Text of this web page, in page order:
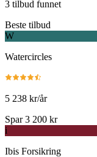
3 tilbud funnet
Beste tilbud
W
Watercircles
5 238 kr/år
Spar 3 200 kr
i
Ibis Forsikring